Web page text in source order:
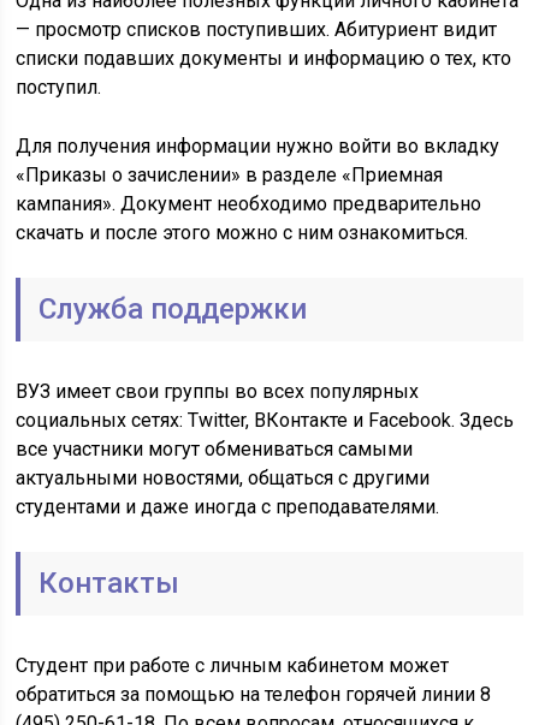
— просмотр списков поступивших. Абитуриент видит
списки подавших документы и информацию о тех, кто
поступил.
Для получения информации нужно войти во вкладку
«Приказы о зачислении» в разделе «Приемная
кампания». Документ необходимо предварительно
скачать и после этого можно с ним ознакомиться.
Служба поддержки
ВУЗ имеет свои группы во всех популярных
социальных сетях: Twitter, ВКонтакте и Facebook. Здесь
все участники могут обмениваться самыми
актуальными новостями, общаться с другими
студентами и даже иногда с преподавателями.
Контакты
Студент при работе с личным кабинетом может
обратиться за помощью на телефон горячей линии 8